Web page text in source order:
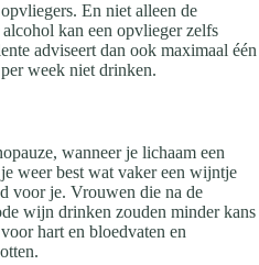
En niet alleen de
kan een opvlieger zelfs
adviseert dan ook maximaal één
week niet drinken.
wanneer je lichaam een
weer best wat vaker een wijntje
voor je. Vrouwen die na de
wijn drinken zouden minder kans
hart en bloedvaten en